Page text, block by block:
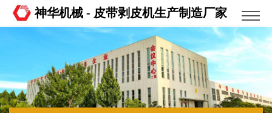
神华机械 - 皮带剥皮机生产制造厂家